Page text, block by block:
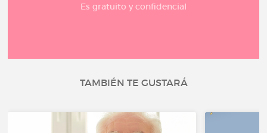
Es gratuito y confidencial
TAMBIÉN TE GUSTARÁ